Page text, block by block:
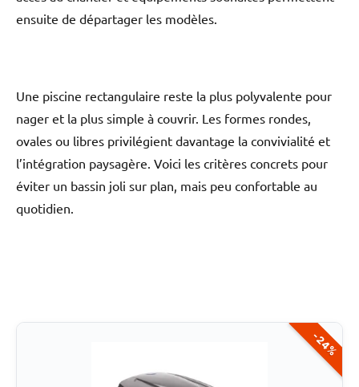
ensuite de départager les modèles.
Une piscine rectangulaire reste la plus polyvalente pour
nager et la plus simple à couvrir. Les formes rondes,
ovales ou libres privilégient davantage la convivialité et
l’intégration paysagère. Voici les critères concrets pour
éviter un bassin joli sur plan, mais peu confortable au
quotidien.
-24%